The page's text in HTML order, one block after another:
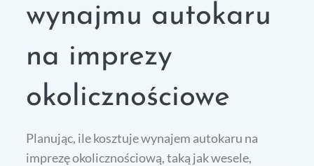
wynajmu autokaru
na imprezy
okolicznościowe
Planując, ile kosztuje wynajem autokaru na
imprezę okolicznościową, taką jak wesele,